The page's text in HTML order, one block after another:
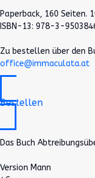
Paperback, 160 Seiten.
ISBN-13: 978-3-
Zu bestellen über den
office@immaculata.at
Bestellen
Das Buch
Version Mann